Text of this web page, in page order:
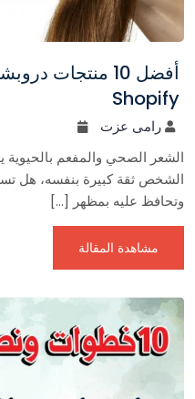
أفضل 10 منتجات
Shopify
رامى عزت
الشعر الصحي والمفعم
الشخص ثقة كبيرة بنفسه، هل
وتحافظ عليه بمظهر […]
مشاهدة المقالة